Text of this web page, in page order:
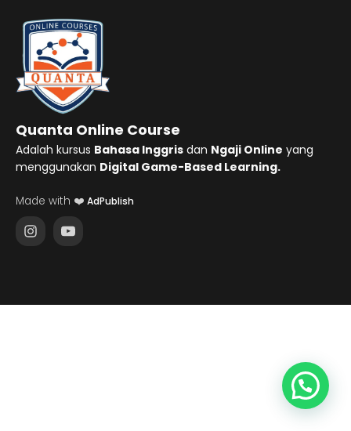
Quanta Online Course
Adalah kursus Bahasa Inggris dan Ngaji Online yang
menggunakan Digital Game-Based Learning.
Made with ❤️ AdPublish